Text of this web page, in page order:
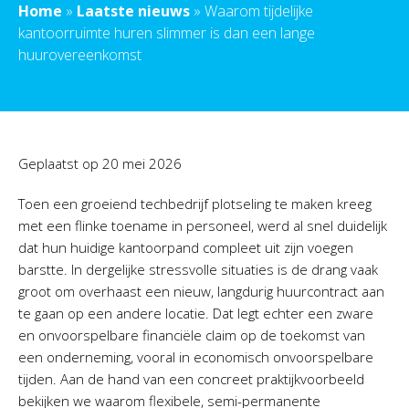
Home » Laatste nieuws » Waarom tijdelijke
kantoorruimte huren slimmer is dan een lange
huurovereenkomst
Geplaatst op 20 mei 2026
Toen een groeiend techbedrijf plotseling te maken kreeg
met een flinke toename in personeel, werd al snel duidelijk
dat hun huidige kantoorpand compleet uit zijn voegen
barstte. In dergelijke stressvolle situaties is de drang vaak
groot om overhaast een nieuw, langdurig huurcontract aan
te gaan op een andere locatie. Dat legt echter een zware
en onvoorspelbare financiële claim op de toekomst van
een onderneming, vooral in economisch onvoorspelbare
tijden. Aan de hand van een concreet praktijkvoorbeeld
bekijken we waarom flexibele, semi-permanente